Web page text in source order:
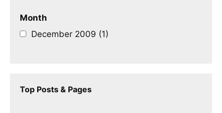
Month
December 2009 (1)
Top Posts & Pages